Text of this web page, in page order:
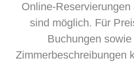
Online-
sind möglich. Für
Buchungen
Zimmerbeschreibungen